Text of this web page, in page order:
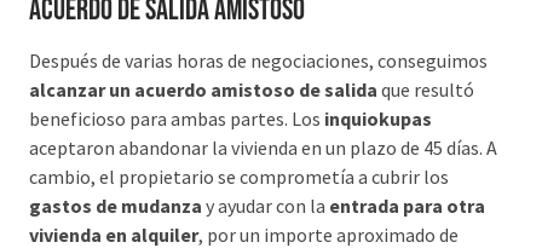
Acuerdo de salida amistoso
Después de varias horas de negociaciones, conseguimos
alcanzar un acuerdo amistoso de salida que resultó
beneficioso para ambas partes. Los inquiokupas
aceptaron abandonar la vivienda en un plazo de 45 días. A
cambio, el propietario se comprometía a cubrir los
gastos de mudanza y ayudar con la entrada para otra
vivienda en alquiler, por un importe aproximado de